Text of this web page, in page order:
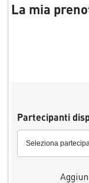
La mia
Partecipanti